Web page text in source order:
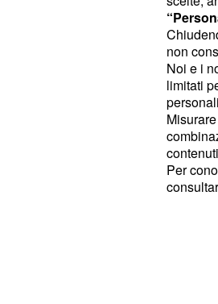
non
:
soprattutto
mettere in
giorno vi
ma senza
:
lavoro non
ci sarà in
non
Noi e i
limitati
Per